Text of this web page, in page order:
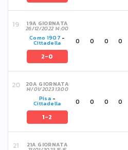
19A GIORNATA
26/12/2022 14:00
Como 1907 -
Cittadella
2-0
0 0 0 0
20A GIORNATA
14/01/2023 13:00
Pisa -
Cittadella
1-2
0 0 0 0
21A GIORNATA